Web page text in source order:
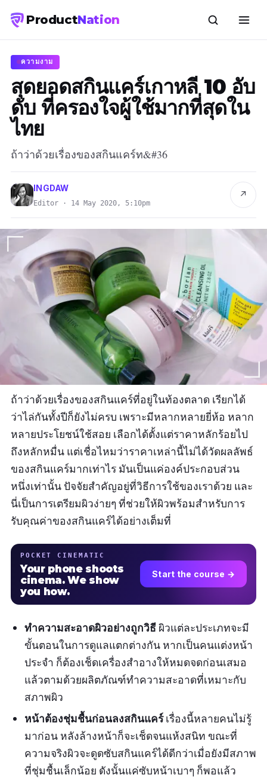
ProductNation
ความงาม
สุดยอดสกินแคร์เกาหลี 10 อับ
ดับ ที่ครองใจผู้ใช้มากที่สุดใน
ไทย
ถ้าว่าด้วยเรื่องของสกินแคร์ท&#36
INGDAW
Editor · 14 May 2020, 5:10pm
↗
ถ้าว่าด้วยเรื่องของสกินแคร์ที่อยู่ในท้องตลาด เรียกได้
ว่าไล่กันทั้งปีก็ยังไม่ครบ เพราะมีหลากหลายยี่ห้อ หลาก
หลายประโยชน์ใช้สอย เลือกได้ตั้งแต่ราคาหลักร้อยไป
ถึงหลักหมื่น แต่เชื่อไหมว่าราคาเหล่านี้ไม่ได้วัดผลลัพธ์
ของสกินแคร์มากเท่าไร มันเป็นแค่องค์ประกอบส่วน
หนึ่งเท่านั้น ปัจจัยสำคัญอยู่ที่วิธีการใช้ของเราด้วย และ
นี่เป็นการเตรียมผิวง่ายๆ ที่ช่วยให้ผิวพร้อมสำหรับการ
รับคุณค่าของสกินแคร์ได้อย่างเต็มที่
POCKET CINEMATIC
Your phone shoots
cinema. We show
you how.
Start the course →
ทำความสะอาดผิวอย่างถูกวิธีผิวแต่ละประเภทจะมี
ขั้นตอนในการดูแลแตกต่างกัน หากเป็นคนแต่งหน้า
ประจำ ก็ต้องเช็ดเครื่องสำอางให้หมดจดก่อนเสมอ
แล้วตามด้วยผลิตภัณฑ์ทำความสะอาดที่เหมาะกับ
สภาพผิว
หน้าต้องชุ่มชื้นก่อนลงสกินแคร์เรื่องนี้หลายคนไม่รู้
มาก่อน หลังล้างหน้าก็จะเช็ดจนแห้งสนิท ขณะที่
ความจริงผิวจะดูดซับสกินแคร์ได้ดีกว่าเมื่อยังมีสภาพ
ที่ชุ่มชื้นเล็กน้อย ดังนั้นแค่ซับหน้าเบาๆ ก็พอแล้ว